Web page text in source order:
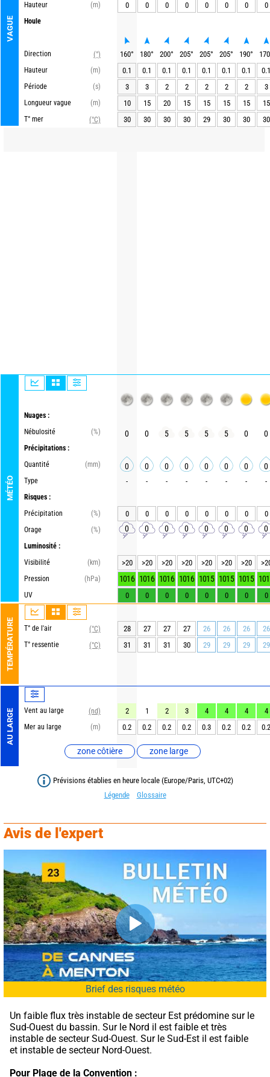
VAGUE
Hauteur
(m)
Houle
Direction
(°)
Hauteur
(m)
Période
(s)
Longueur vague
(m)
T° mer
(°C)
MÉTÉO
Nuages :
Nébulosité
(%)
Précipitations :
Quantité
(mm)
Type
Risques :
Précipitation
(%)
Orage
(%)
Luminosité :
Visibilité
(km)
Pression
(hPa)
UV
TEMPÉRATURE T° de l'air
(°C)
T° ressentie
(°C)
AU LARGE Vent au large
(nd)
Mer au large
(m)
zone côtière zone large
0 0 0 0 0 0 0 0
160° 180° 200° 205° 205° 205° 190°
170
0.1
0.1 0.1 0.1 0.1 0.1 0.1
0.1
3
3 2 2 2 2 2
3
10
15 20 15 15 15 15
15
30
30 30 30 29 30 30 30
0 0 5 5 5 5 0 0
0 0 0 0 0 0 0 0
- - - - - - - -
0 0 0 0 0 0 0 0
0 0 0 0 0 0 0 0
>20 >20 >20 >20 >20 >20 >20
1016 1016 1016 1016 1015 1015 1015
0 0 0 0 0 0 0 0
28 27 27 27 26 26 26
26
31
31 31 30 29 29 29 29
2 1 2 3 4 4 4
4
0.2
0.2 0.2 0.2 0.3 0.2 0.2 0.2
Prévisions établies en heure locale (Europe/Paris, UTC+02)
Légende
Glossaire
Avis de l'expert
Brief des risques météo
Un faible flux très instable de secteur Est prédomine sur le
Sud-Ouest du bassin. Sur le Nord il est faible et très
instable de secteur Sud-Ouest. Sur le Sud-Est il est faible
et instable de secteur Nord-Ouest.
Pour Plage de la Convention :